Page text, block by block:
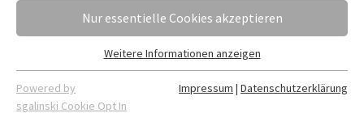
Nur essentielle Cookies akzeptieren
Essentielle Cookies werden für grundlegende Funktionen der
Webseite benötigt. Dadurch ist gewährleistet, dass die
Weitere Informationen anzeigen
Powered by
sgalinski Cookie Opt In
Impressum | Datenschutzerklärung